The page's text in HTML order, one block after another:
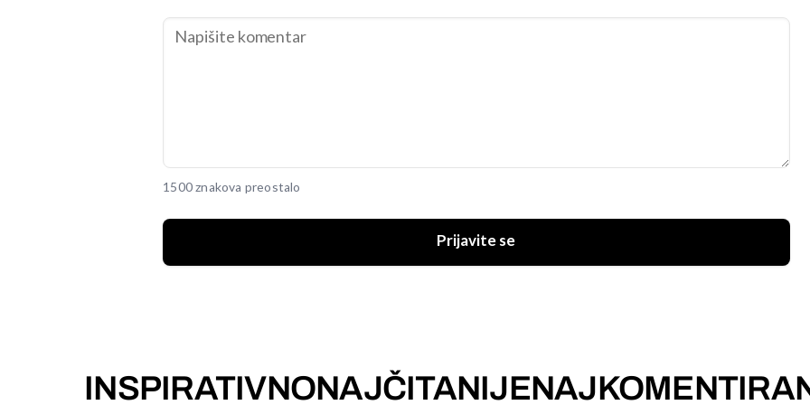
1500 znakova preostalo
Prijavite se
INSPIRATIVNONAJČITANIJE